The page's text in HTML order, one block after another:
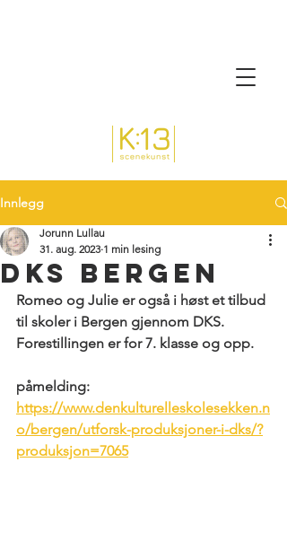
Innlegg
DKS Bergen
Jorunn Lullau
31. aug. 2023 1 min lesing
Romeo og Julie er også i høst et tilbud
til skoler i Bergen gjennom DKS.
Forestillingen er for 7. klasse og opp.
påmelding:
https://www.denkulturelleskolesekken.n
o/bergen/utforsk-produksjoner-i-dks/?
produksjon=7065